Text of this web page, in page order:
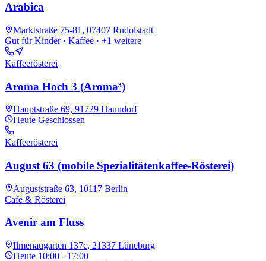
Arabica
Marktstraße 75-81, 07407 Rudolstadt
Gut für Kinder · Kaffee · +1 weitere
Kaffeerösterei
Aroma Hoch 3 (Aroma³)
Hauptstraße 69, 91729 Haundorf
Heute Geschlossen
Kaffeerösterei
August 63 (mobile Spezialitätenkaffee-Rösterei)
Auguststraße 63, 10117 Berlin
Café & Rösterei
Avenir am Fluss
Ilmenaugarten 137c, 21337 Lüneburg
Heute 10:00 - 17:00